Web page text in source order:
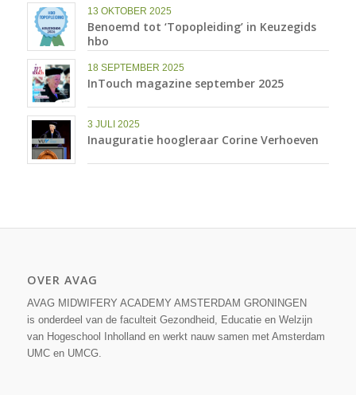
13 OKTOBER 2025
Benoemd tot ‘Topopleiding’ in Keuzegids
hbo
18 SEPTEMBER 2025
InTouch magazine september 2025
3 JULI 2025
Inauguratie hoogleraar Corine Verhoeven
OVER AVAG
AVAG MIDWIFERY ACADEMY AMSTERDAM GRONINGEN
is onderdeel van de faculteit Gezondheid, Educatie en Welzijn
van Hogeschool Inholland en werkt nauw samen met Amsterdam
UMC en UMCG.